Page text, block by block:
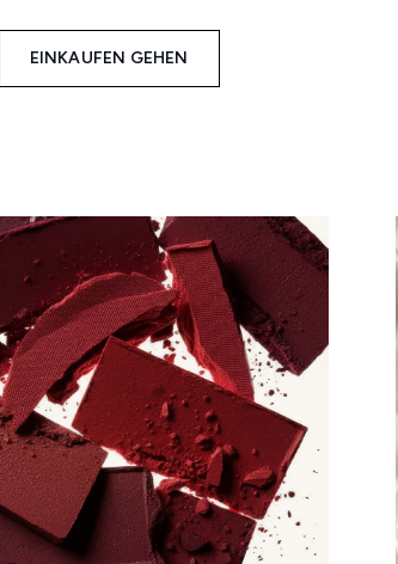
EINKAUFEN GEHEN